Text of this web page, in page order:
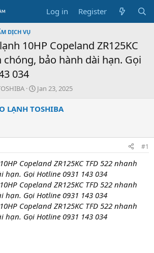
Log in Register
DỊCH VỤ
10HP Copeland ZR125KC
chóng, bảo hành dài hạn. Gọi
034
S
a
t
e
Jan 23, 2025
LẠNH TOSHIBA
#1
Copeland ZR125KC TFD 522 nhanh
Gọi Hotline 0931 143 034
Copeland ZR125KC TFD 522 nhanh
Gọi Hotline 0931 143 034
Copeland ZR125KC TFD 522 nhanh
Gọi Hotline 0931 143 034